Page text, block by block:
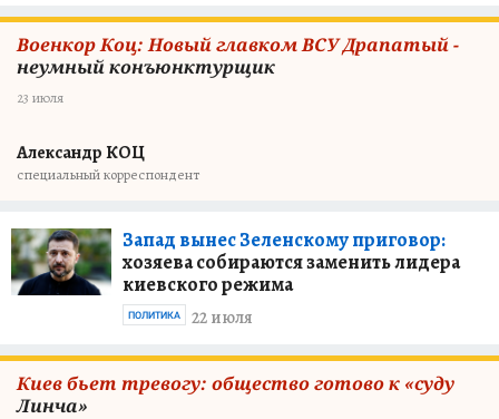
Военкор Коц: Новый главком ВСУ Драпатый -
неумный конъюнктурщик
23 июля
Александр КОЦ
специальный корреспондент
Запад вынес Зеленскому приговор:
хозяева собираются заменить лидера
киевского режима
22 июля
ПОЛИТИКА
Киев бьет тревогу: общество готово к «суду
Линча»